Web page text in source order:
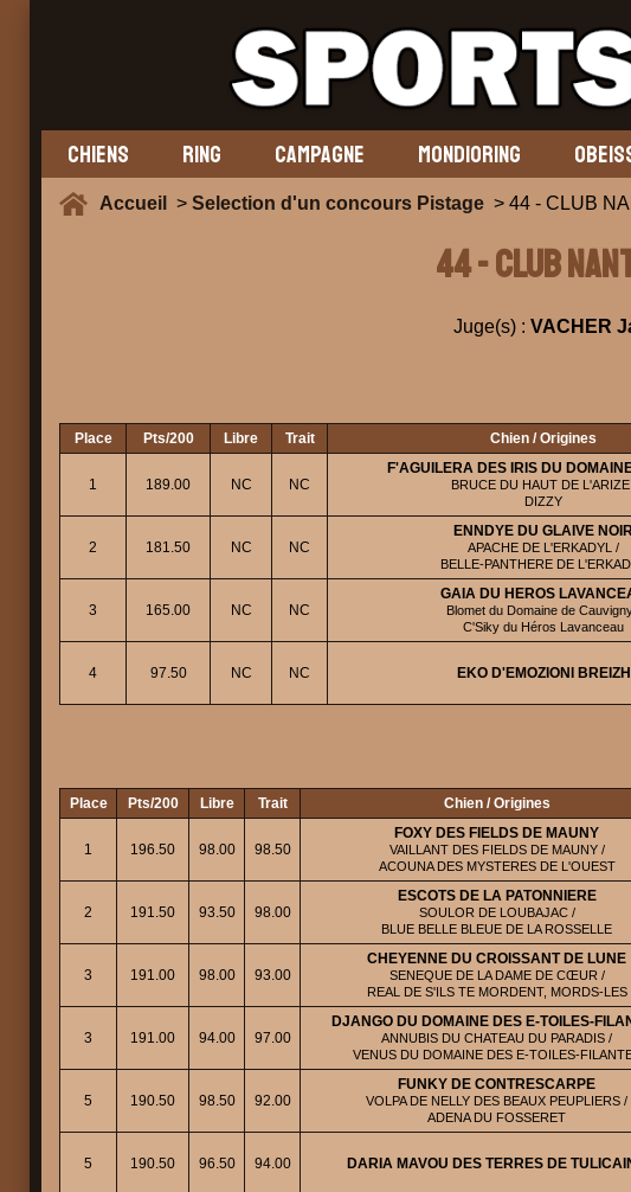
CHIENS RING CAMPAGNE MONDIORING
Accueil > Selection d'un concours Pistage > 44 - CLUB
44 - CLUB
Juge(s) : VACHER
Place Pts/200 Libre Trait Chien / Origines
1 189.00 NC NC
F'AGUILERA DES IRIS DU
BRUCE DU HAUT DE
DIZZY
2 181.50 NC NC
ENNDYE DU GLAIVE
APACHE DE L'ERKADYL /
BELLE-PANTHERE DE
3 165.00 NC NC
GAIA DU HEROS
Blomet du Domaine de
C'Siky du Héros Lavanceau
4 97.50 NC NC EKO D'EMOZIONI BREIZH
Place Pts/200 Libre Trait Chien / Origines
1 196.50 98.00 98.50
FOXY DES FIELDS DE MAUNY
VAILLANT DES FIELDS DE MAUNY /
ACOUNA DES MYSTERES DE L'OUEST
2 191.50 93.50 98.00
ESCOTS DE LA PATONNIERE
SOULOR DE LOUBAJAC /
BLUE BELLE BLEUE DE LA ROSSELLE
3 191.00 98.00 93.00
CHEYENNE DU CROISSANT DE LUNE
SENEQUE DE LA DAME DE CŒUR /
REAL DE S'ILS TE MORDENT, MORDS-LES
3 191.00 94.00 97.00
DJANGO DU DOMAINE DES E-TOILES-
ANNUBIS DU CHATEAU DU PARADIS /
VENUS DU DOMAINE DES E-TOILES-
5 190.50 98.50 92.00
FUNKY DE CONTRESCARPE
VOLPA DE NELLY DES BEAUX PEUPLIERS /
ADENA DU FOSSERET
5 190.50 96.50 94.00 DARIA MAVOU DES TERRES DE